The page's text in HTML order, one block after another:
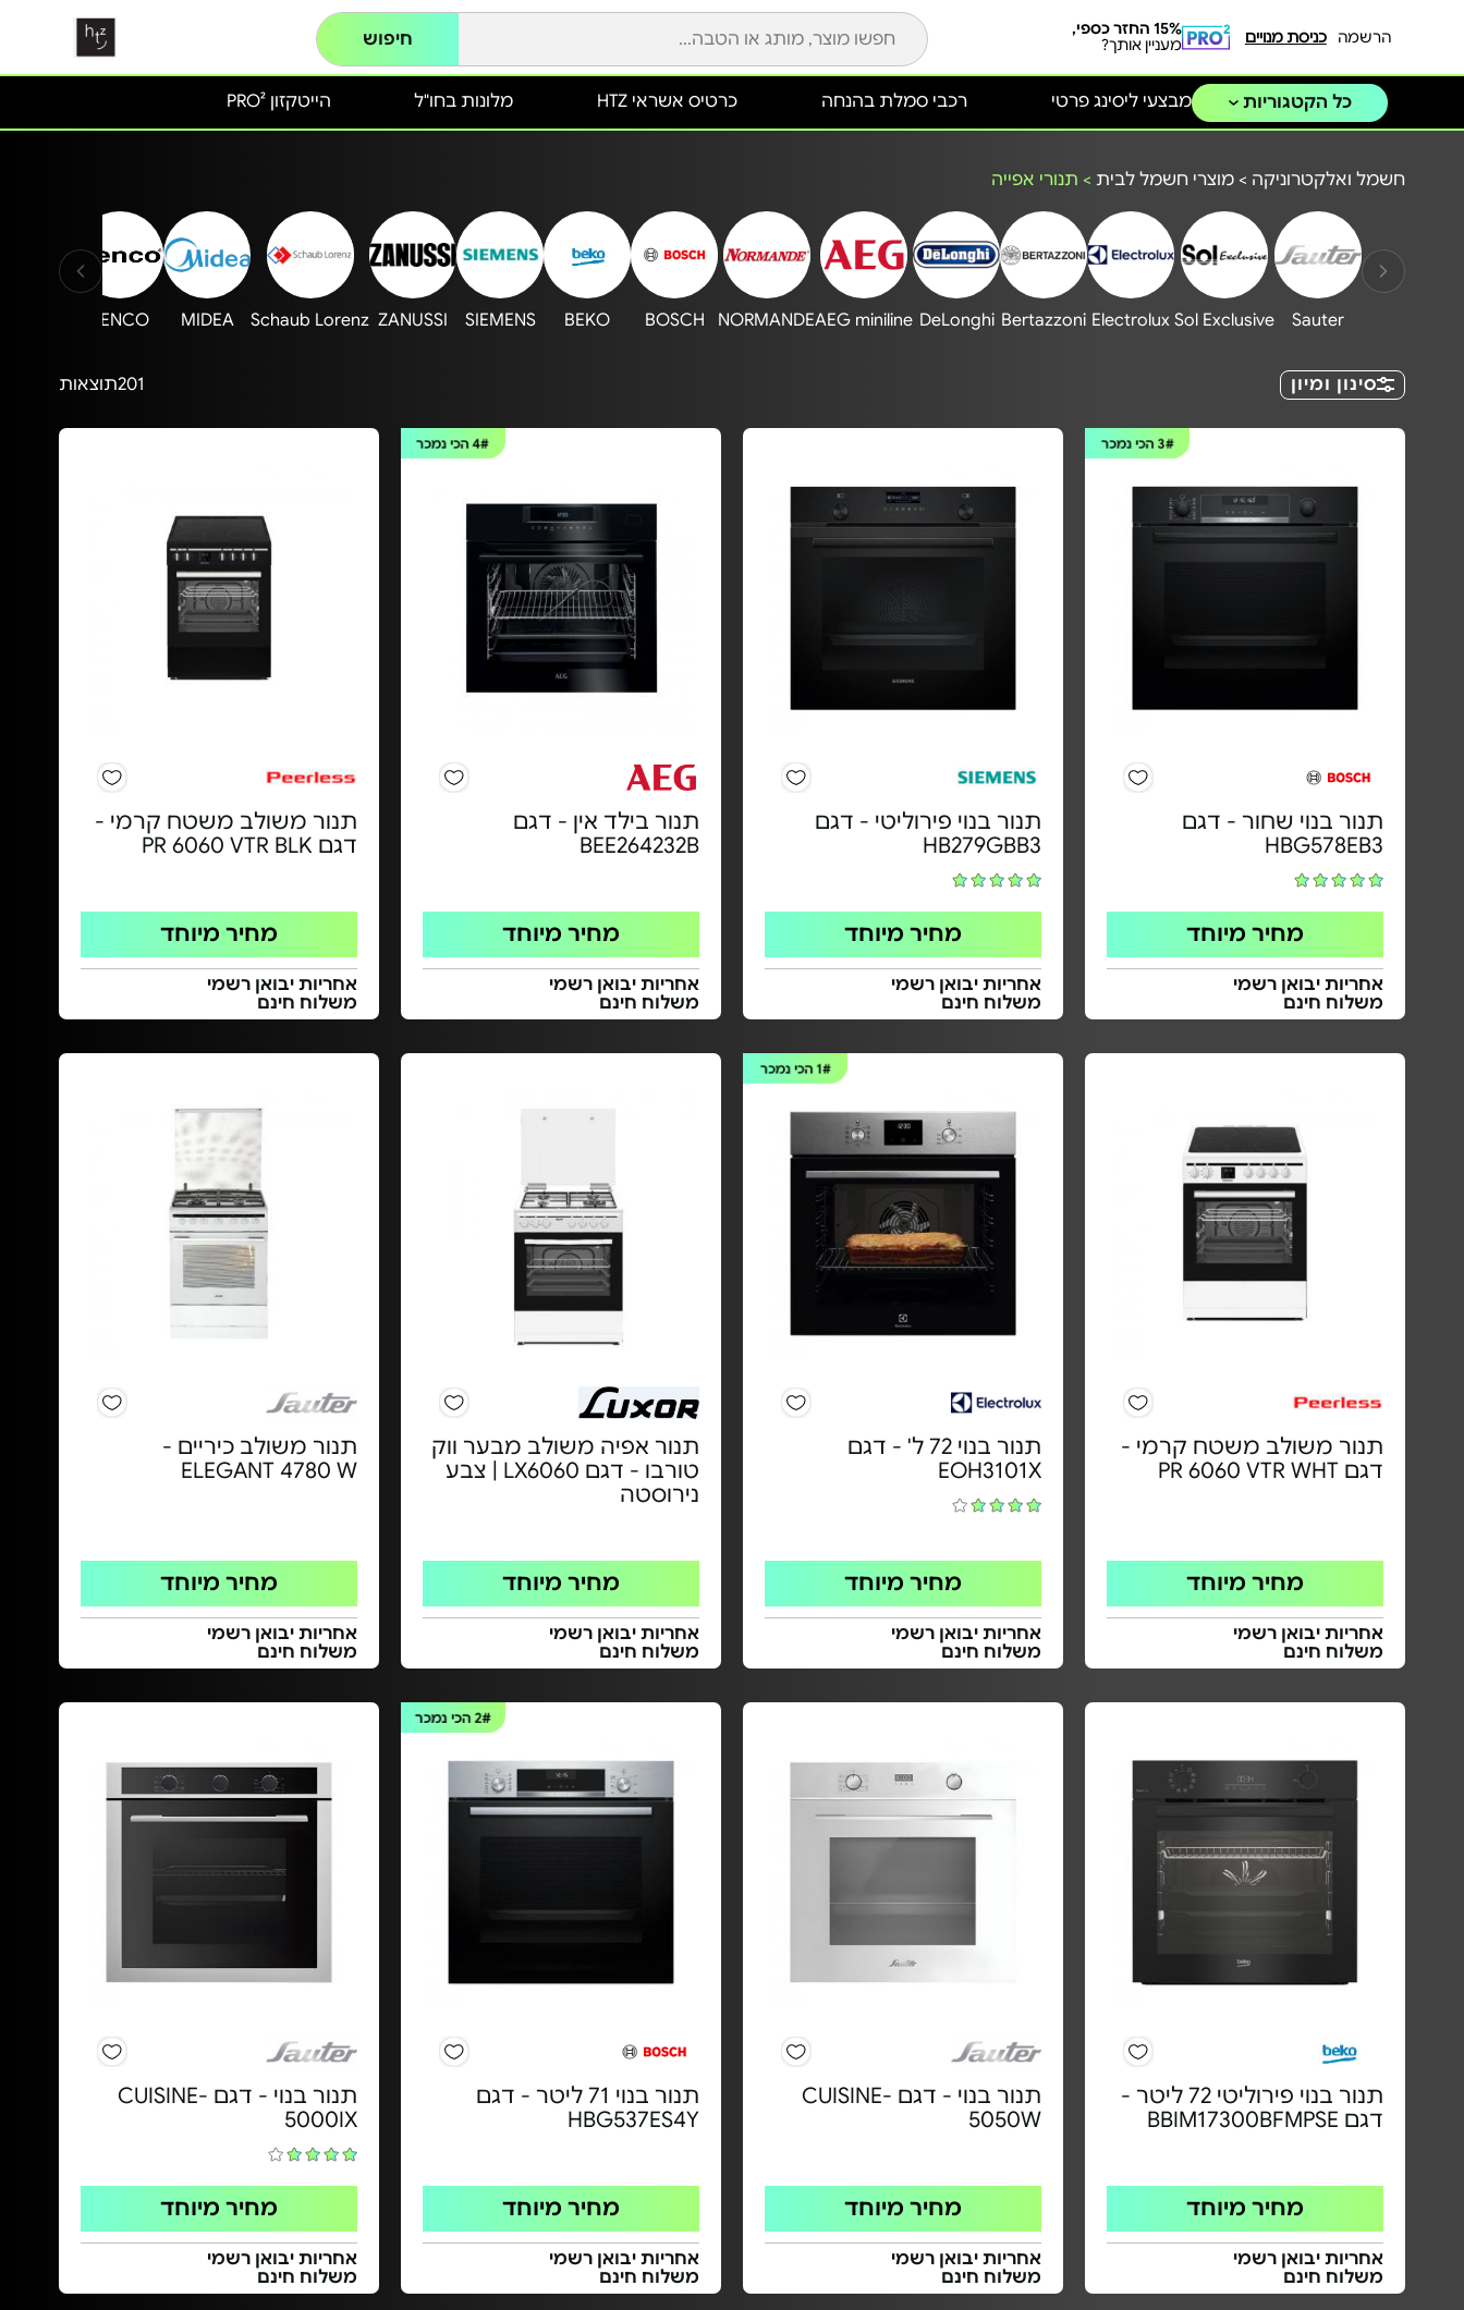
הרשמה כניסת מנויים
15% החזר כספי,
מעניין אותך?
חיפוש
כל הקטגוריות הייטקזון PRO² מלונות בחו"ל כרטיס אשראי HTZ מבצעי ליסינג פרטי רכבי סמלת בהנחה
חשמל ואלקטרוניקה > מוצרי חשמל לבית > תנורי אפייה
Sauter
Sol Exclusive
Electrolux
Bertazzoni
DeLonghi
AEG miniline
NORMANDE
BOSCH
BEKO
SIEMENS
ZANUSSI
Schaub Lorenz
MIDEA
LENCO
סינון ומיון 201תוצאות
3#הכי נמכר
תנור בנוי שחור - דגם
HBG578EB3
מחיר מיוחד
אחריות יבואן רשמי
משלוח חינם
תנור בנוי פירוליטי - דגם
HB279GBB3
מחיר מיוחד
אחריות יבואן רשמי
משלוח חינם
4#הכי נמכר
תנור בילד אין - דגם
BEE264232B
מחיר מיוחד
אחריות יבואן רשמי
משלוח חינם
תנור משולב משטח קרמי -
דגם PR 6060 VTR BLK
מחיר מיוחד
אחריות יבואן רשמי
משלוח חינם
תנור משולב משטח קרמי -
דגם PR 6060 VTR WHT
מחיר מיוחד
אחריות יבואן רשמי
משלוח חינם
1#הכי נמכר
תנור בנוי 72 ל' - דגם
EOH3101X
מחיר מיוחד
אחריות יבואן רשמי
משלוח חינם
תנור אפיה משולב מבער ווק
טורבו - דגם LX6060 | צבע
נירוסטה
מחיר מיוחד
אחריות יבואן רשמי
משלוח חינם
תנור משולב כיריים -
ELEGANT 4780 W
מחיר מיוחד
אחריות יבואן רשמי
משלוח חינם
תנור בנוי פירוליטי 72 ליטר -
דגם BBIM17300BFMPSE
מחיר מיוחד
אחריות יבואן רשמי
משלוח חינם
תנור בנוי - דגם CUISINE-
5050W
מחיר מיוחד
אחריות יבואן רשמי
משלוח חינם
2#הכי נמכר
תנור בנוי 71 ליטר - דגם
HBG537ES4Y
מחיר מיוחד
אחריות יבואן רשמי
משלוח חינם
תנור בנוי - דגם CUISINE-
5000IX
מחיר מיוחד
אחריות יבואן רשמי
משלוח חינם